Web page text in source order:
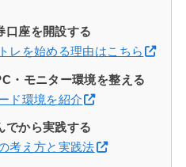
口座を開設する
レを始める理由はこちら
・モニター環境を整える
ド環境を紹介
でから実践する
考え方と実践法